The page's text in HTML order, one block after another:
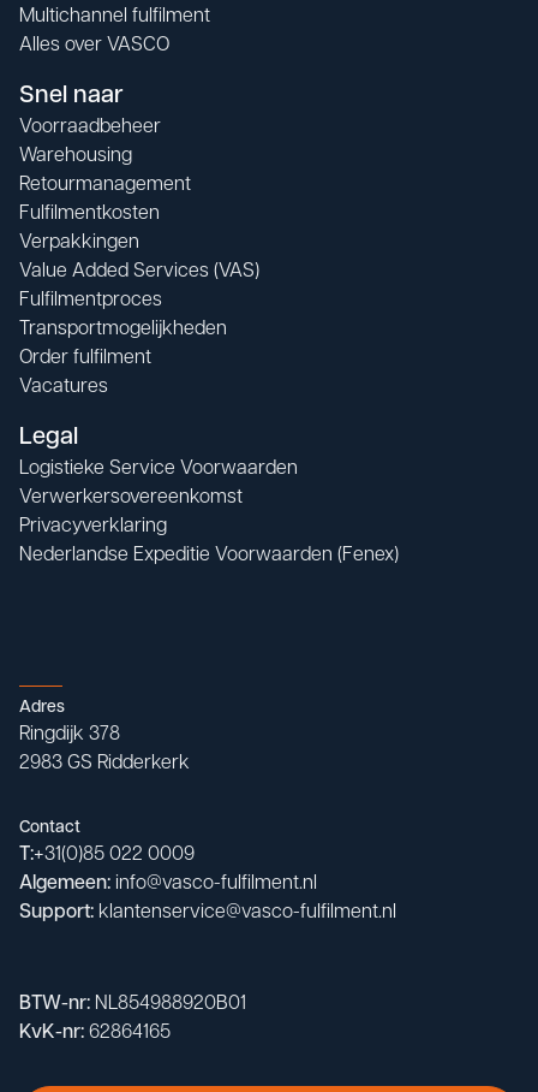
Multichannel fulfilment
Alles over VASCO
Snel naar
Voorraadbeheer
Warehousing
Retourmanagement
Fulfilmentkosten
Verpakkingen
Value Added Services (VAS)
Fulfilmentproces
Transportmogelijkheden
Order fulfilment
Vacatures
Legal
Logistieke Service Voorwaarden
Verwerkersovereenkomst
Privacyverklaring
Nederlandse Expeditie Voorwaarden (Fenex)
Adres
Ringdijk 378
2983 GS Ridderkerk
Contact
T:+31(0)85 022 0009
Algemeen: info@vasco-fulfilment.nl
Support: klantenservice@vasco-fulfilment.nl
BTW-nr: NL854988920B01
KvK-nr: 62864165